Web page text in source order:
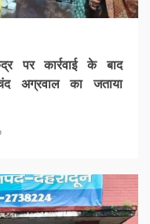
पर कार्रवाई के बाद
अग्रवाल का जताया